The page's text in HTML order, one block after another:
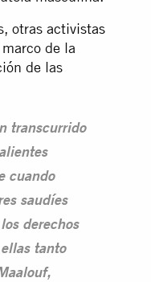
otras activistas
de la
de las
transcurrido
cuando
saudíes
derechos
tanto